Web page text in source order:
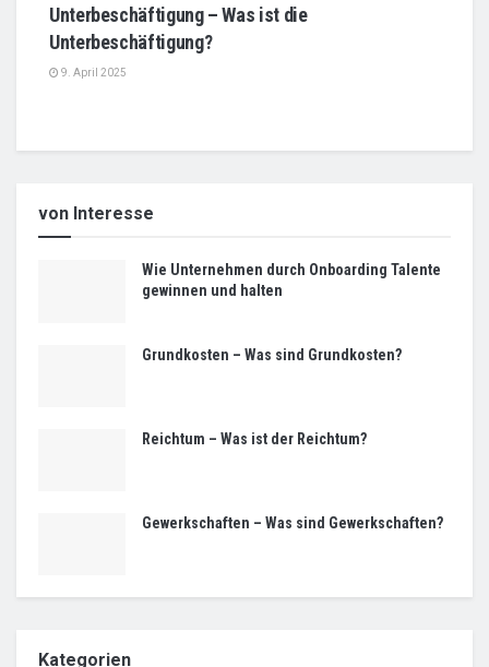
Unterbeschäftigung – Was ist die
Unterbeschäftigung?
9. April 2025
von Interesse
Wie Unternehmen durch Onboarding Talente
gewinnen und halten
Grundkosten – Was sind Grundkosten?
Reichtum – Was ist der Reichtum?
Gewerkschaften – Was sind Gewerkschaften?
Kategorien